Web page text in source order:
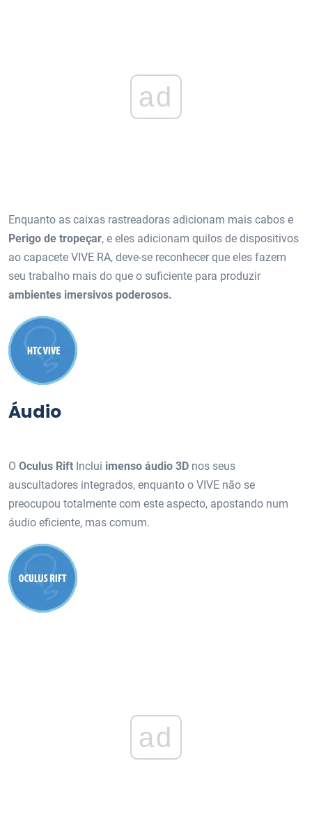
ad
Enquanto as caixas rastreadoras adicionam mais cabos e
Perigo de tropeçar, e eles adicionam quilos de dispositivos
ao capacete VIVE RA, deve-se reconhecer que eles fazem
seu trabalho mais do que o suficiente para produzir
ambientes imersivos poderosos.
Áudio
O Oculus Rift Inclui imenso áudio 3D nos seus
auscultadores integrados, enquanto o VIVE não se
preocupou totalmente com este aspecto, apostando num
áudio eficiente, mas comum.
ad